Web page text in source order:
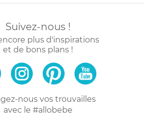
Suivez-nous !
plus d'inspirations
et de bons plans !
nous vos trouvailles
avec le #allobebe